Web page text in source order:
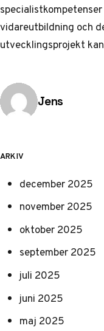
vidareutbildning och
utvecklingsprojekt
Publicerad av
Jens
ARKIV
december 2025
november 2025
oktober 2025
september 2025
juli 2025
juni 2025
maj 2025